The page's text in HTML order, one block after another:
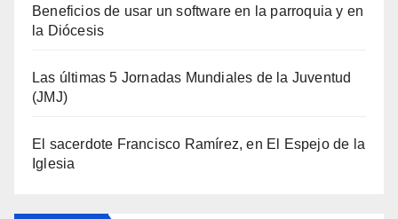
Beneficios de usar un software en la parroquia y en
la Diócesis
Las últimas 5 Jornadas Mundiales de la Juventud
(JMJ)
El sacerdote Francisco Ramírez, en El Espejo de la
Iglesia